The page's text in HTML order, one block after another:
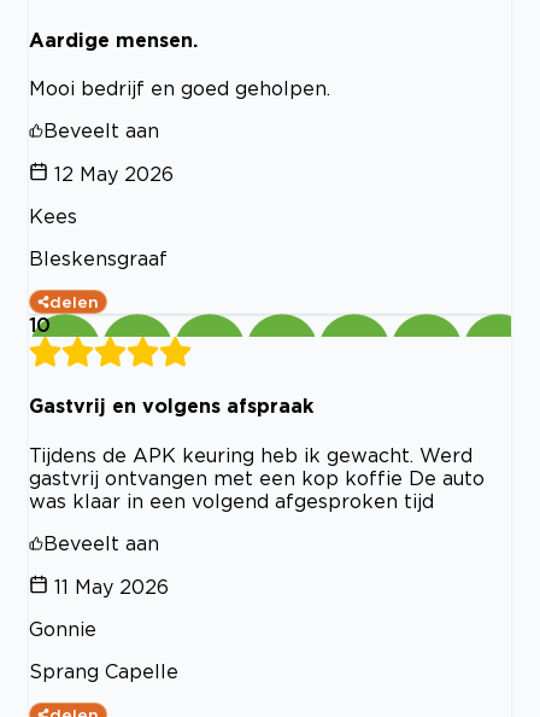
Aardige mensen.
Mooi bedrijf en goed geholpen.
Beveelt aan
12 May 2026
Kees
Bleskensgraaf
delen
10
Gastvrij en volgens afspraak
Tijdens de APK keuring heb ik gewacht. Werd
gastvrij ontvangen met een kop koffie De auto
was klaar in een volgend afgesproken tijd
Beveelt aan
11 May 2026
Gonnie
Sprang Capelle